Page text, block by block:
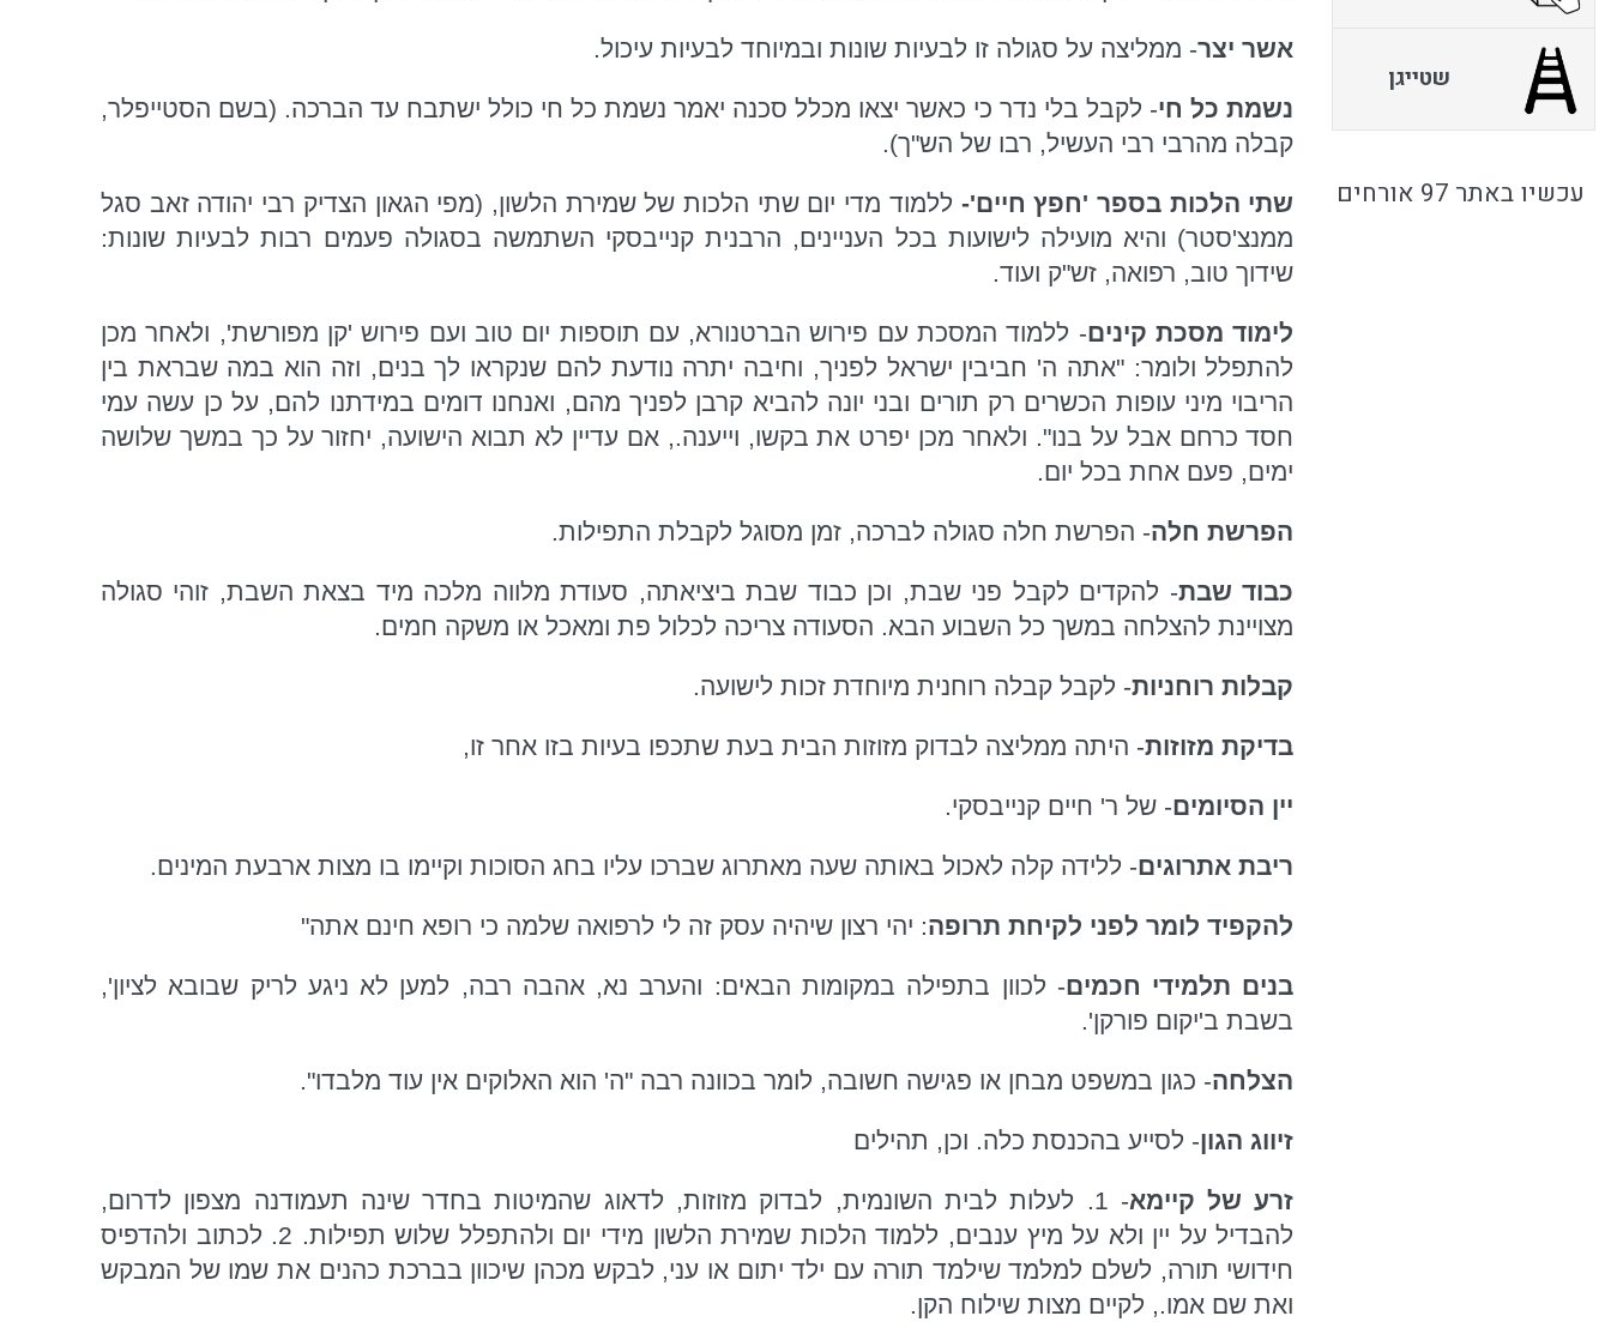
אשר יצר- ממליצה על סגולה זו לבעיות שונות ובמיוחד לבעיות עיכול.
נשמת כל חי- לקבל בלי נדר כי כאשר יצאו מכלל סכנה יאמר נשמת כל חי כולל ישתבח עד הברכה. (בשם הסטייפלר,
קבלה מהרבי רבי העשיל, רבו של הש"ך).
שתי הלכות בספר 'חפץ חיים'- ללמוד מדי יום שתי הלכות של שמירת הלשון, (מפי הגאון הצדיק רבי יהודה זאב סגל
ממנצ'סטר) והיא מועילה לישועות בכל העניינים, הרבנית קנייבסקי השתמשה בסגולה פעמים רבות לבעיות שונות:
שידוך טוב, רפואה, זש"ק ועוד.
לימוד מסכת קינים- ללמוד המסכת עם פירוש הברטנורא, עם תוספות יום טוב ועם פירוש 'קן מפורשת', ולאחר מכן
להתפלל ולומר: "אתה ה' חביבין ישראל לפניך, וחיבה יתרה נודעת להם שנקראו לך בנים, וזה הוא במה שבראת בין
הריבוי מיני עופות הכשרים רק תורים ובני יונה להביא קרבן לפניך מהם, ואנחנו דומים במידתנו להם, על כן עשה עמי
חסד כרחם אבל על בנו". ולאחר מכן יפרט את בקשו, וייענה., אם עדיין לא תבוא הישועה, יחזור על כך במשך שלושה
ימים, פעם אחת בכל יום.
הפרשת חלה- הפרשת חלה סגולה לברכה, זמן מסוגל לקבלת התפילות.
כבוד שבת- להקדים לקבל פני שבת, וכן כבוד שבת ביציאתה, סעודת מלווה מלכה מיד בצאת השבת, זוהי סגולה
מצויינת להצלחה במשך כל השבוע הבא. הסעודה צריכה לכלול פת ומאכל או משקה חמים.
קבלות רוחניות- לקבל קבלה רוחנית מיוחדת זכות לישועה.
בדיקת מזוזות- היתה ממליצה לבדוק מזוזות הבית בעת שתכפו בעיות בזו אחר זו,
יין הסיומים- של ר' חיים קנייבסקי.
ריבת אתרוגים- ללידה קלה לאכול באותה שעה מאתרוג שברכו עליו בחג הסוכות וקיימו בו מצות ארבעת המינים.
להקפיד לומר לפני לקיחת תרופה: יהי רצון שיהיה עסק זה לי לרפואה שלמה כי רופא חינם אתה"
בנים תלמידי חכמים- לכוון בתפילה במקומות הבאים: והערב נא, אהבה רבה, למען לא ניגע לריק שבובא לציון',
בשבת ב'יקום פורקן'.
הצלחה- כגון במשפט מבחן או פגישה חשובה, לומר בכוונה רבה "ה' הוא האלוקים אין עוד מלבדו".
זיווג הגון- לסייע בהכנסת כלה. וכן, תהילים
זרע של קיימא
- 1. לעלות לבית השונמית, לבדוק מזוזות, לדאוג שהמיטות בחדר שינה תעמודנה מצפון לדרום,
להבדיל על יין ולא על מיץ ענבים, ללמוד הלכות שמירת הלשון מידי יום ולהתפלל שלוש תפילות. 2. לכתוב ולהדפיס
חידושי תורה, לשלם למלמד שילמד תורה עם ילד יתום או עני, לבקש מכהן שיכוון בברכת כהנים את שמו של המבקש
ואת שם אמו., לקיים מצות שילוח הקן.
שטייגן
עכשיו באתר 97 אורחים